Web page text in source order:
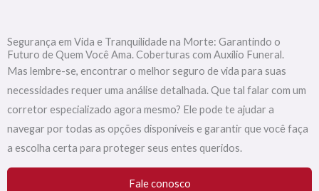
Segurança em Vida e Tranquilidade na Morte: Garantindo o
Futuro de Quem Você Ama. Coberturas com Auxílio Funeral.
Mas lembre-se, encontrar o melhor seguro de vida para suas
necessidades requer uma análise detalhada. Que tal falar com um
corretor especializado agora mesmo? Ele pode te ajudar a
navegar por todas as opções disponíveis e garantir que você faça
a escolha certa para proteger seus entes queridos.
Fale conosco